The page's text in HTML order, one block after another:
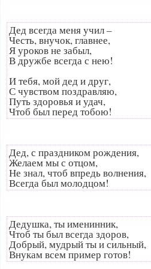
Дед всегда меня учил –
Честь, внучок, главнее,
Я уроков не забыл,
В дружбе всегда с нею!
И тебя, мой дед и друг,
С чувством поздравляю,
Путь здоровья и удач,
Чтоб был перед тобою!
Дед, с праздником рождения,
Желаем мы с отцом,
Не знал, чтоб впредь волнения,
Всегда был молодцом!
Дедушка, ты именинник,
Чтоб ты был всегда здоров,
Добрый, мудрый ты и сильный,
Внукам всем пример готов!